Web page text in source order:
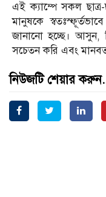
এই ক্যাম্পে সকল ছাত্র-
মানুষকে
জানানো হচ্ছে। আসুন,
সচেতন করি এবং
নিউজটি শেয়ার